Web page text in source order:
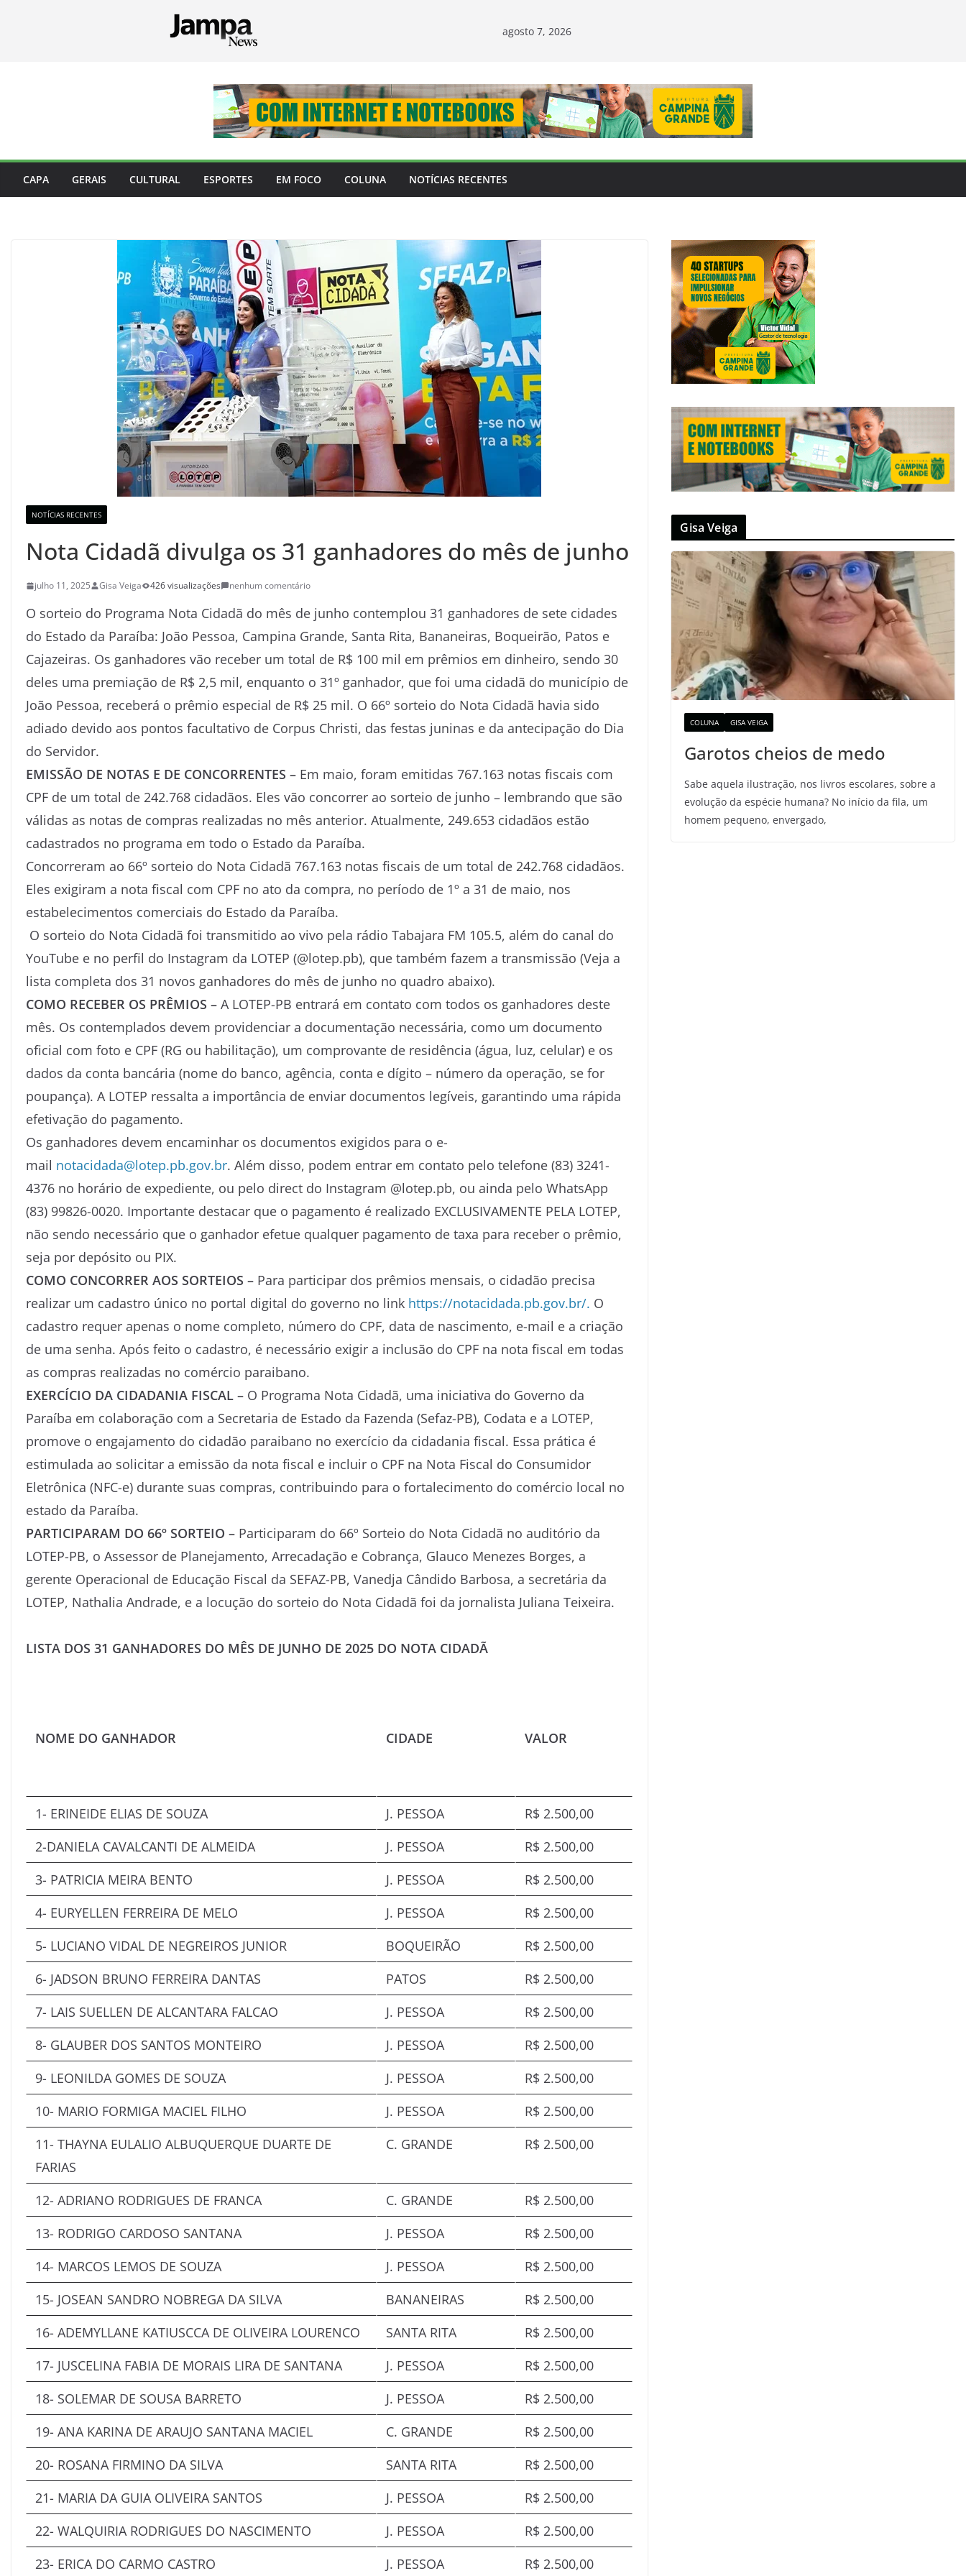
agosto 7, 2026
CAPA GERAIS CULTURAL ESPORTES EM FOCO COLUNA NOTÍCIAS RECENTES
NOTÍCIAS RECENTES
Nota Cidadã divulga os 31 ganhadores do mês de junho
julho 11, 2025 Gisa Veiga 426 visualizações nenhum comentário
O sorteio do Programa Nota Cidadã do mês de junho contemplou 31 ganhadores de sete cidades
do Estado da Paraíba: João Pessoa, Campina Grande, Santa Rita, Bananeiras, Boqueirão, Patos e
Cajazeiras. Os ganhadores vão receber um total de R$ 100 mil em prêmios em dinheiro, sendo 30
deles uma premiação de R$ 2,5 mil, enquanto o 31º ganhador, que foi uma cidadã do município de
João Pessoa, receberá o prêmio especial de R$ 25 mil. O 66º sorteio do Nota Cidadã havia sido
adiado devido aos pontos facultativo de Corpus Christi, das festas juninas e da antecipação do Dia
do Servidor.
EMISSÃO DE NOTAS E DE CONCORRENTES – Em maio, foram emitidas 767.163 notas fiscais com
CPF de um total de 242.768 cidadãos. Eles vão concorrer ao sorteio de junho – lembrando que são
válidas as notas de compras realizadas no mês anterior. Atualmente, 249.653 cidadãos estão
cadastrados no programa em todo o Estado da Paraíba.
Concorreram ao 66º sorteio do Nota Cidadã 767.163 notas fiscais de um total de 242.768 cidadãos.
Eles exigiram a nota fiscal com CPF no ato da compra, no período de 1º a 31 de maio, nos
estabelecimentos comerciais do Estado da Paraíba.
O sorteio do Nota Cidadã foi transmitido ao vivo pela rádio Tabajara FM 105.5, além do canal do
YouTube e no perfil do Instagram da LOTEP (@lotep.pb), que também fazem a transmissão (Veja a
lista completa dos 31 novos ganhadores do mês de junho no quadro abaixo).
COMO RECEBER OS PRÊMIOS – A LOTEP-PB entrará em contato com todos os ganhadores deste
mês. Os contemplados devem providenciar a documentação necessária, como um documento
oficial com foto e CPF (RG ou habilitação), um comprovante de residência (água, luz, celular) e os
dados da conta bancária (nome do banco, agência, conta e dígito – número da operação, se for
poupança). A LOTEP ressalta a importância de enviar documentos legíveis, garantindo uma rápida
efetivação do pagamento.
Os ganhadores devem encaminhar os documentos exigidos para o e-
mail notacidada@lotep.pb.gov.br. Além disso, podem entrar em contato pelo telefone (83) 3241-
4376 no horário de expediente, ou pelo direct do Instagram @lotep.pb, ou ainda pelo WhatsApp
(83) 99826-0020. Importante destacar que o pagamento é realizado EXCLUSIVAMENTE PELA LOTEP,
não sendo necessário que o ganhador efetue qualquer pagamento de taxa para receber o prêmio,
seja por depósito ou PIX.
COMO CONCORRER AOS SORTEIOS – Para participar dos prêmios mensais, o cidadão precisa
realizar um cadastro único no portal digital do governo no link https://notacidada.pb.gov.br/. O
cadastro requer apenas o nome completo, número do CPF, data de nascimento, e-mail e a criação
de uma senha. Após feito o cadastro, é necessário exigir a inclusão do CPF na nota fiscal em todas
as compras realizadas no comércio paraibano.
EXERCÍCIO DA CIDADANIA FISCAL – O Programa Nota Cidadã, uma iniciativa do Governo da
Paraíba em colaboração com a Secretaria de Estado da Fazenda (Sefaz-PB), Codata e a LOTEP,
promove o engajamento do cidadão paraibano no exercício da cidadania fiscal. Essa prática é
estimulada ao solicitar a emissão da nota fiscal e incluir o CPF na Nota Fiscal do Consumidor
Eletrônica (NFC-e) durante suas compras, contribuindo para o fortalecimento do comércio local no
estado da Paraíba.
PARTICIPARAM DO 66º SORTEIO – Participaram do 66º Sorteio do Nota Cidadã no auditório da
LOTEP-PB, o Assessor de Planejamento, Arrecadação e Cobrança, Glauco Menezes Borges, a
gerente Operacional de Educação Fiscal da SEFAZ-PB, Vanedja Cândido Barbosa, a secretária da
LOTEP, Nathalia Andrade, e a locução do sorteio do Nota Cidadã foi da jornalista Juliana Teixeira.
LISTA DOS 31 GANHADORES DO MÊS DE JUNHO DE 2025 DO NOTA CIDADÃ
NOME DO GANHADOR CIDADE VALOR
1- ERINEIDE ELIAS DE SOUZA J. PESSOA
R$ 2.500,00
2-DANIELA CAVALCANTI DE ALMEIDA
J. PESSOA
R$ 2.500,00
3- PATRICIA MEIRA BENTO
J. PESSOA
R$ 2.500,00
4- EURYELLEN FERREIRA DE MELO
J. PESSOA
R$ 2.500,00
5- LUCIANO VIDAL DE NEGREIROS JUNIOR
BOQUEIRÃO
R$ 2.500,00
6- JADSON BRUNO FERREIRA DANTAS
PATOS
R$ 2.500,00
7- LAIS SUELLEN DE ALCANTARA FALCAO
J. PESSOA
R$ 2.500,00
8- GLAUBER DOS SANTOS MONTEIRO
J. PESSOA
R$ 2.500,00
9- LEONILDA GOMES DE SOUZA
J. PESSOA
R$ 2.500,00
10- MARIO FORMIGA MACIEL FILHO
J. PESSOA
R$ 2.500,00
11- THAYNA EULALIO ALBUQUERQUE DUARTE DE
FARIAS
C. GRANDE R$ 2.500,00
12- ADRIANO RODRIGUES DE FRANCA C. GRANDE
R$ 2.500,00
13- RODRIGO CARDOSO SANTANA
J. PESSOA
R$ 2.500,00
14- MARCOS LEMOS DE SOUZA
J. PESSOA
R$ 2.500,00
15- JOSEAN SANDRO NOBREGA DA SILVA
BANANEIRAS
R$ 2.500,00
16- ADEMYLLANE KATIUSCCA DE OLIVEIRA LOURENCO
SANTA RITA
R$ 2.500,00
17- JUSCELINA FABIA DE MORAIS LIRA DE SANTANA
J. PESSOA
R$ 2.500,00
18- SOLEMAR DE SOUSA BARRETO
J. PESSOA
R$ 2.500,00
19- ANA KARINA DE ARAUJO SANTANA MACIEL
C. GRANDE
R$ 2.500,00
20- ROSANA FIRMINO DA SILVA
SANTA RITA
R$ 2.500,00
21- MARIA DA GUIA OLIVEIRA SANTOS
J. PESSOA
R$ 2.500,00
22- WALQUIRIA RODRIGUES DO NASCIMENTO
J. PESSOA
R$ 2.500,00
23- ERICA DO CARMO CASTRO
J. PESSOA R$ 2.500,00
Gisa Veiga
COLUNA GISA VEIGA
Garotos cheios de medo
Sabe aquela ilustração, nos livros escolares, sobre a
evolução da espécie humana? No início da fila, um
homem pequeno, envergado,